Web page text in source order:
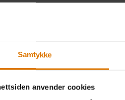
Samtykke
anvender cookies